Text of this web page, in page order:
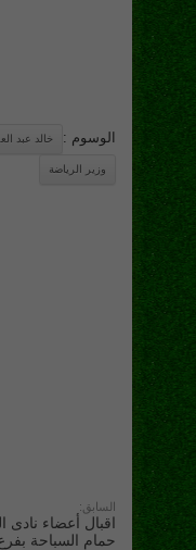
الوسوم : خالد عبد
وزير الرياضة
السابق:
اقبال أعضاء
حمام السباحة